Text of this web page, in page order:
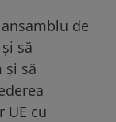
de
să
și să
cu